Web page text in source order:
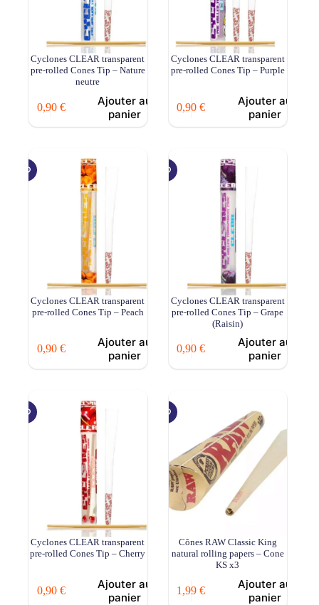
Cyclones CLEAR transparent
pre-rolled Cones Tip – Nature
neutre
0,90 €
Ajouter au
panier
Cyclones CLEAR transparent
pre-rolled Cones Tip – Purple
0,90€
Ajouter au
panier
Cyclones CLEAR transparent
pre-rolled Cones Tip – Peach
0,90 €
Ajouter au
panier
Cyclones CLEAR transparent
pre-rolled Cones Tip – Grape
(Raisin)
0,90€
Ajouter au
panier
Cyclones CLEAR transparent
pre-rolled Cones Tip – Cherry
0,90 €
Ajouter au
panier
Cônes RAW Classic King
natural rolling papers – Cone
KS x3
1,99€
Ajouter au
panier